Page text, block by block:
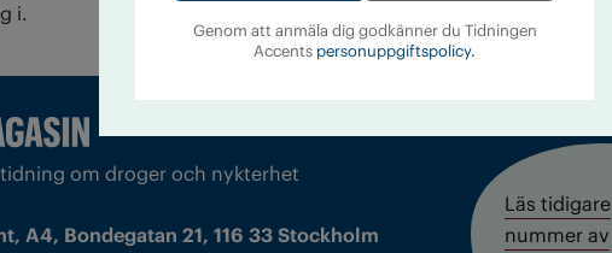
i.
om droger och nykterhet
A4, Bondegatan 21, 116 33 Stockholm
Läs tidigare
nummer av
Genom att anmäla dig godkänner du Tidningen
Accents personuppgiftspolicy.